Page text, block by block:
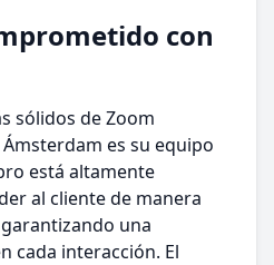
con
sólidos de Zoom
es su equipo
está altamente
al cliente de manera
una
cada interacción. El